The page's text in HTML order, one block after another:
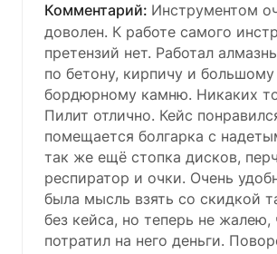
Инструментом
доволен. К работе самого
претензий нет. Работал
по бетону, кирпичу и большому
бордюрному камню. Никаких
Пилит отлично. Кейс
помещается болгарка с
так же ещё стопка дисков,
респиратор и очки. Очень
была мысль взять со скидкой
без кейса, но теперь не жалею,
потратил на него деньги.